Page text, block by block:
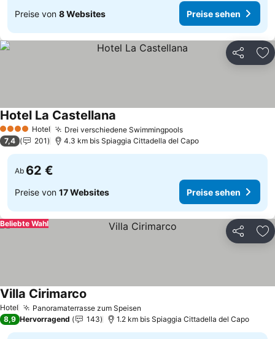
Preise von 8 Websites Preise sehen
Teilen
4 Sterne Hotel Drei verschiedene SwimmingpoolsPreise sehen
Hotel La Castellana
7,4 201 4.3 km bis Spiaggia Cittadella del Capo
Ab 62 €
Preise von 17 Websites Preise sehen
Teilen
Beliebte Wahl
Hotel Panoramaterrasse zum Speisen
Villa Cirimarco
8,9 Hervorragend 143 1.2 km bis Spiaggia Cittadella del Capo